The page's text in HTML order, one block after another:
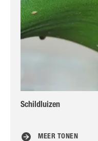
Schildluizen
MEER TONEN